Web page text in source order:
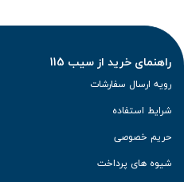
راهنمای خرید از سیب 115
رویه ارسال سفارشات
شرایط استفاده
حریم خصوصی
شیوه های پرداخت